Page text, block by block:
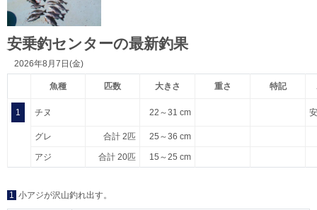
安乗釣センターの最新釣果
2026年8月7日(金)
魚種 匹数 大きさ 重さ 特記
1 チヌ 22～31 cm
グレ 合計 2匹 25～36 cm
アジ 合計 20匹 15～25 cm
1 小アジが沢山釣れ出す。